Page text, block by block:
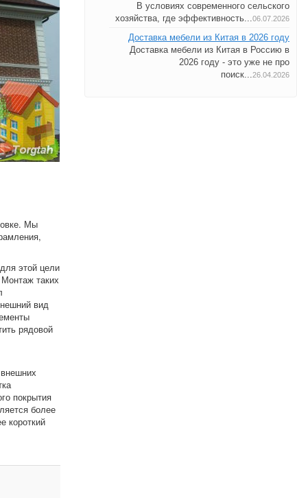
Мы
этой цели
таких
вид
рядовой
покрытия
более
короткий
В условиях современного сельского
хозяйства, где эффективность...06.07.2026
Доставка мебели из Китая в 2026 году
Доставка мебели из Китая в Россию в
2026 году - это уже не про
поиск...26.04.2026